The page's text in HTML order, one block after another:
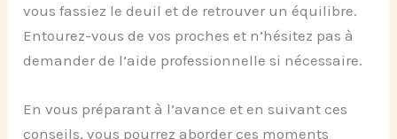
vous fassiez le deuil et de retrouver un équilibre.
Entourez-vous de vos proches et n’hésitez pas à
demander de l’aide professionnelle si nécessaire.
En vous préparant à l’avance et en suivant ces
conseils, vous pourrez aborder ces moments